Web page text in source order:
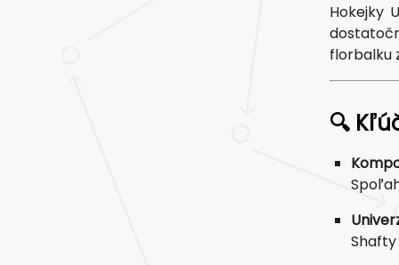
Hokejky
florbalku
🔍